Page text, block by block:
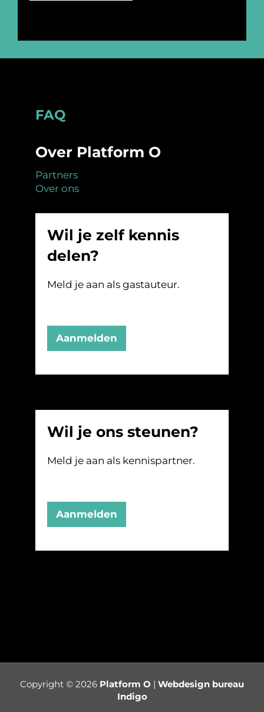
Footer
FAQ
Over Platform O
Partners
Over ons
Wil je zelf kennis
delen?
Meld je aan als gastauteur.
Aanmelden
Wil je ons steunen?
Meld je aan als kennispartner.
Aanmelden
Copyright © 2026 Platform O | Webdesign bureau
Indigo